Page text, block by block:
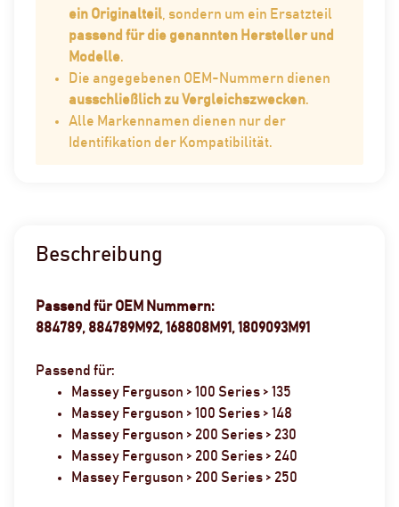
ein Originalteil , sondern um ein Ersatzteil
passend für die genannten Hersteller und
Modelle.
Die angegebenen OEM-Nummern dienen
ausschließlich zu Vergleichszwecken.
Alle Markennamen dienen nur der
Identifikation der Kompatibilität.
Beschreibung
Passend für OEM Nummern:
884789, 884789M92, 168808M91, 1809093M91
Passend für:
Massey Ferguson > 100 Series > 135
Massey Ferguson > 100 Series > 148
Massey Ferguson > 200 Series > 230
Massey Ferguson > 200 Series > 240
Massey Ferguson > 200 Series > 250